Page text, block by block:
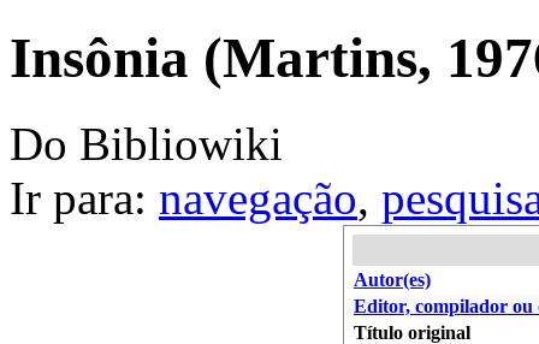
Insônia (Martins,
Do Bibliowiki
Ir para: navegação,
Autor(es)
Editor, compilador ou
Título original